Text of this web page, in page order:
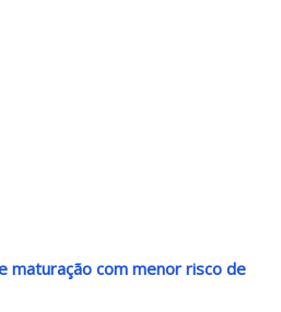
maturação com menor risco de